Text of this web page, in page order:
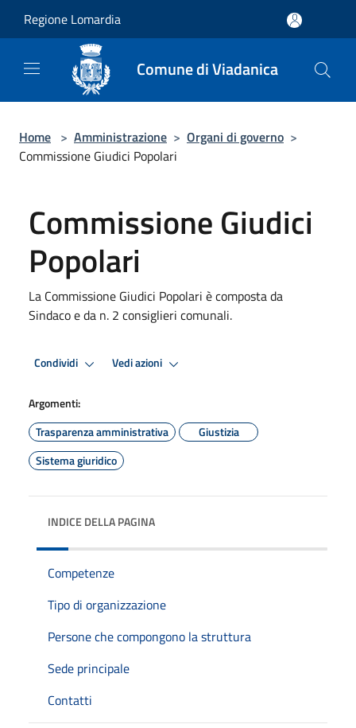
Regione Lomardia
Comune di Viadanica
Home > Amministrazione > Organi di governo >
Commissione Giudici Popolari
Commissione Giudici
Popolari
La Commissione Giudici Popolari è composta da
Sindaco e da n. 2 consiglieri comunali.
Condividi Vedi azioni
Argomenti:
Trasparenza amministrativa
Giustizia
Sistema giuridico
INDICE DELLA PAGINA
Competenze
Tipo di organizzazione
Persone che compongono la struttura
Sede principale
Contatti